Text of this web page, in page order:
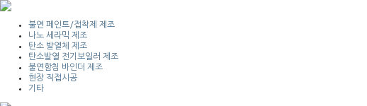
불연 페인트/접착제 제조
나노 세라믹 제조
탄소 발열체 제조
탄소발열 전기보일러 제조
불연함침 바인더 제조
현장 직접시공
기타